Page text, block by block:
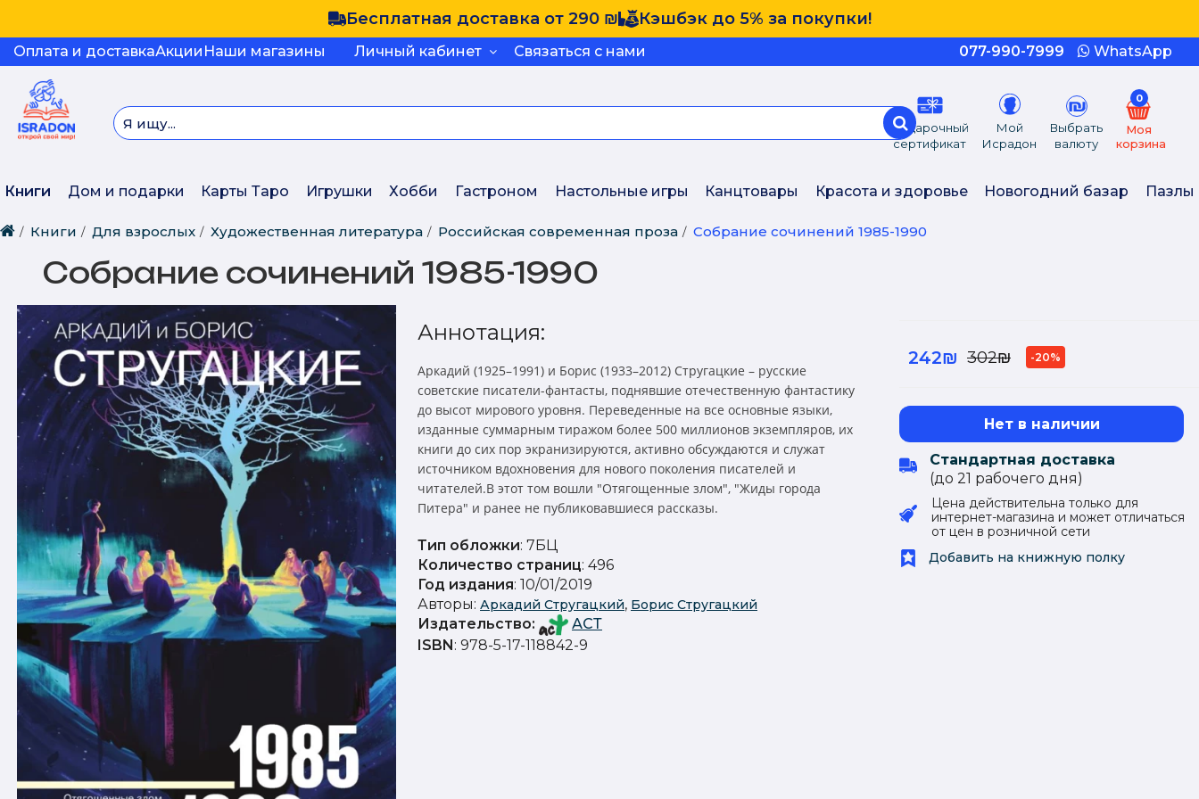
Бесплатная доставка от 290 ₪ Кэшбэк до 5% за покупки!
Оплата и доставкаАкции Наши магазины Личный кабинет Связаться с нами 077-990-7999 WhatsApp
Подарочный
сертификат
Мой
Исрадон
Выбрать
валюту
0
Моя
корзина
Книги Дом и подарки Карты Таро Игрушки Хобби Гастроном Настольные игры Канцтовары Красота и здоровье Новогодний базар Пазлы
Книги Для взрослых Художественная литература Российская современная проза Собрание сочинений 1985-1990
Собрание сочинений 1985-1990
Аннотация:
Аркадий (1925–1991) и Борис (1933–2012) Стругацкие – русские
советские писатели-фантасты, поднявшие отечественную фантастику
до высот мирового уровня. Переведенные на все основные языки,
изданные суммарным тиражом более 500 миллионов экземпляров, их
книги до сих пор экранизируются, активно обсуждаются и служат
источником вдохновения для нового поколения писателей и
читателей.В этот том вошли "Отягощенные злом", "Жиды города
Питера" и ранее не публиковавшиеся рассказы.
Тип обложки: 7БЦ
Количество страниц: 496
Год издания: 10/01/2019
Авторы: Аркадий Стругацкий, Борис Стругацкий
Издательство:
АСТ
ISBN: 978-5-17-118842-9
242₪ 302₪ -20%
Нет в наличии
Стандартная доставка
(до 21 рабочего дня)
Цена действительна только для
интернет-магазина и может отличаться
от цен в розничной сети
Добавить на книжную полку